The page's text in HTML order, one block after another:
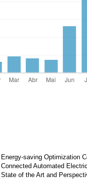
Energy-saving Optimization
Connected Automated
State of the Art and